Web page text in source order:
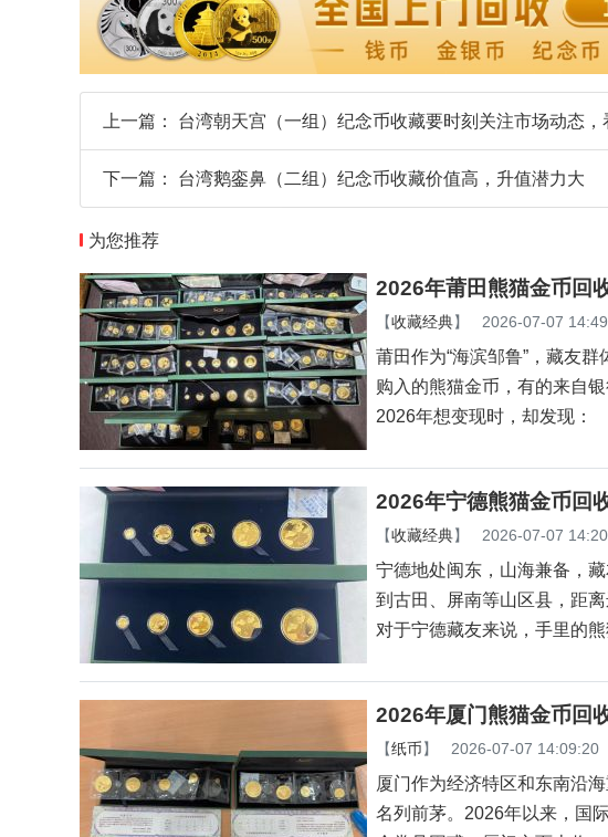
上一篇： 台湾朝天宫（一组）纪念币收藏要时刻关注市场动态，
下一篇： 台湾鹅銮鼻（二组）纪念币收藏价值高，升值潜力大
为您推荐
2026年莆田熊猫金币回
【收藏经典】 2026-07-07
莆田作为“海滨邹鲁”，藏友
购入的熊猫金币，有的来自
2026年想变现时，却发现：
2026年宁德熊猫金币回
【收藏经典】 2026-07-07
宁德地处闽东，山海兼备，
到古田、屏南等山区县，距
对于宁德藏友来说，手里的
2026年厦门熊猫金币回
【纸币】 2026-07-07 14:09:20
厦门作为经济特区和东南沿
名列前茅。2026年以来，国